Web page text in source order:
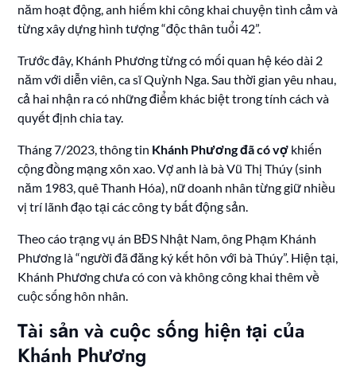
năm hoạt động, anh hiếm khi công khai chuyện tình cảm và
từng xây dựng hình tượng “độc thân tuổi 42”.
Trước đây, Khánh Phương từng có mối quan hệ kéo dài 2
năm với diễn viên, ca sĩ Quỳnh Nga. Sau thời gian yêu nhau,
cả hai nhận ra có những điểm khác biệt trong tính cách và
quyết định chia tay.
Tháng 7/2023, thông tin Khánh Phương đã có vợ khiến
cộng đồng mạng xôn xao. Vợ anh là bà Vũ Thị Thúy (sinh
năm 1983, quê Thanh Hóa), nữ doanh nhân từng giữ nhiều
vị trí lãnh đạo tại các công ty bất động sản.
Theo cáo trạng vụ án BĐS Nhật Nam, ông Phạm Khánh
Phương là “người đã đăng ký kết hôn với bà Thúy”. Hiện tại,
Khánh Phương chưa có con và không công khai thêm về
cuộc sống hôn nhân.
Tài sản và cuộc sống hiện tại của
Khánh Phương